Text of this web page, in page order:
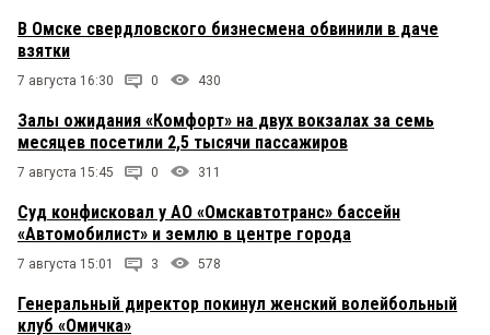
В Омске свердловского бизнесмена обвинили в даче
взятки
7 августа 16:30 0 430
Залы ожидания «Комфорт» на двух вокзалах за семь
месяцев посетили 2,5 тысячи пассажиров
7 августа 15:45 0 311
Суд конфисковал у АО «Омскавтотранс» бассейн
«Автомобилист» и землю в центре города
7 августа 15:01 3 578
Генеральный директор покинул женский волейбольный
клуб «Омичка»